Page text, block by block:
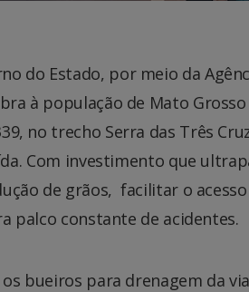
do Estado, por meio da
à população de Mato
no trecho Serra das Três
Com investimento que
de grãos, facilitar o
palco constante de acidentes.
bueiros para drenagem da